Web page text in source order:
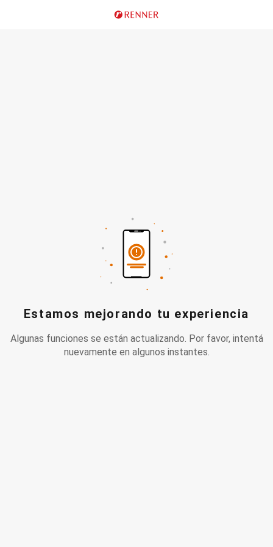
Estamos mejorando tu experiencia
Algunas funciones se están actualizando. Por favor, intentá
nuevamente en algunos instantes.